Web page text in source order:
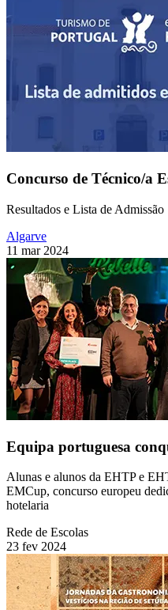
Concurso de Técnico/a
Resultados e Lista de Admissão
Algarve
11 mar 2024
Equipa portuguesa
Alunas e alunos da EHTP e
EMCup, concurso europeu
hotelaria
Rede de Escolas
23 fev 2024